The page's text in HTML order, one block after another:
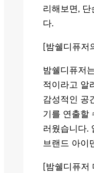
리해보면, 단
다.
[밤쉘디퓨저
밤쉘디퓨저
적이라고 알
감성적인 공
기를 연출할
러웠습니다.
브랜드 아이
[밤쉘디퓨저